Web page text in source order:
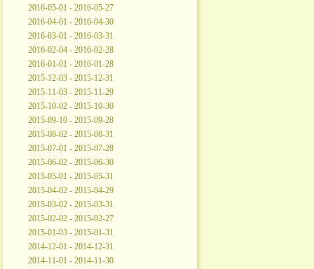
2016-05-01 - 2016-05-27
2016-04-01 - 2016-04-30
2016-03-01 - 2016-03-31
2016-02-04 - 2016-02-28
2016-01-01 - 2016-01-28
2015-12-03 - 2015-12-31
2015-11-03 - 2015-11-29
2015-10-02 - 2015-10-30
2015-09-10 - 2015-09-28
2015-08-02 - 2015-08-31
2015-07-01 - 2015-07-28
2015-06-02 - 2015-06-30
2015-05-01 - 2015-05-31
2015-04-02 - 2015-04-29
2015-03-02 - 2015-03-31
2015-02-02 - 2015-02-27
2015-01-03 - 2015-01-31
2014-12-01 - 2014-12-31
2014-11-01 - 2014-11-30